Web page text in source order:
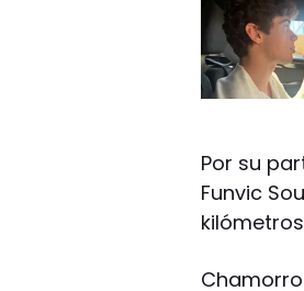
Por su
Funvic